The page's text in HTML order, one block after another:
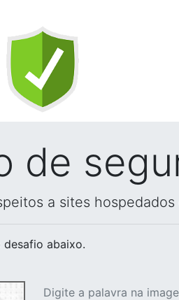
de
a sites hospedados
desafio abaixo.
Digite a palavra na